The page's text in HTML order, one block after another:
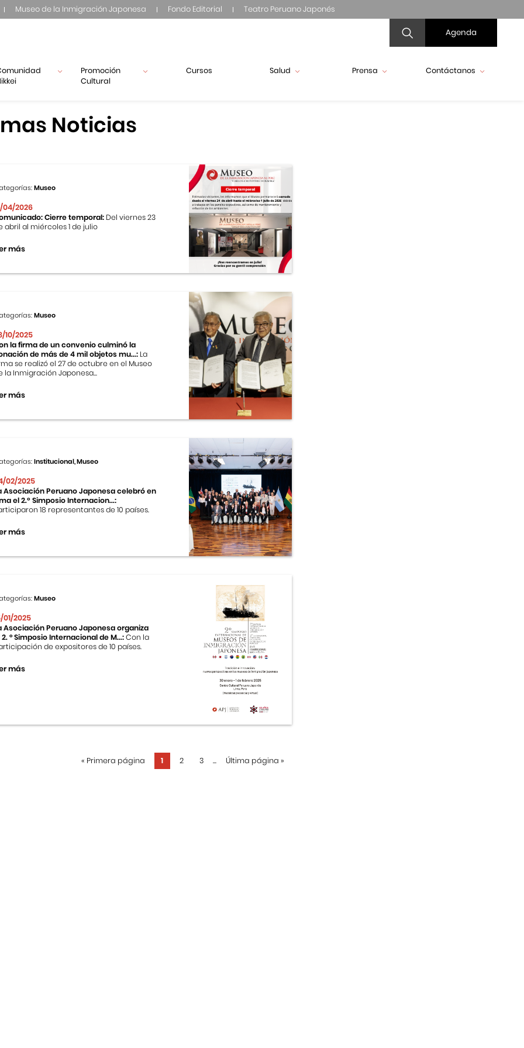
Museo de la Inmigración Japonesa Fondo Editorial Teatro Peruano Japonés
Agenda
Promoción
Cultural
Cursos Salud Prensa Contáctanos
Noticias
Museo
04/2026
Cierre temporal: Del viernes 23
abril al miércoles 1 de julio
más
Museo
10/2025
la firma de un convenio culminó la
de más de 4 mil objetos mu...: La
se realizó el 27 de octubre en el Museo
la Inmigración Japonesa...
más
Institucional, Museo
02/2025
Asociación Peruano Japonesa celebró en
el 2.º Simposio Internacion...:
18 representantes de 10 países.
más
Museo
01/2025
Asociación Peruano Japonesa organiza
2. ° Simposio Internacional de M...:Con la
de expositores de 10 países.
más
« Primera página 1 2 3 ... Última página »